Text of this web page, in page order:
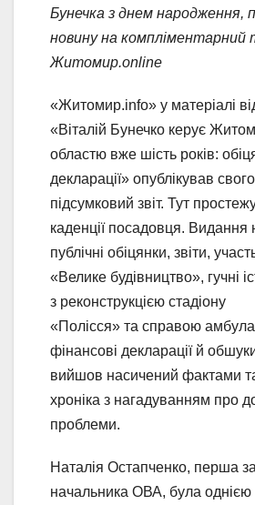
Бунечка з днем народження,
новину на компліментарний
Житомир.online
«Житомир.info» у матеріалі
«Віталій Бунечко керує
областю вже шість років:
декларації» опублікував
підсумковий звіт. Тут
каденції посадовця. Видання
публічні обіцянки, звіти,
«Велике будівництво», гучні
з реконструкцією стадіону
«Полісся» та справою
фінансові декларації й
вийшов насичений фактами
хроніка з нагадуванням про
проблеми.
Наталія Остапченко, перша
начальника ОВА, була однією